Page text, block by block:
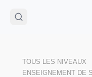
🌴Cahier de
Télécharge ton
TOUS LES NIVEAUX
ENSEIGNEMENT DE